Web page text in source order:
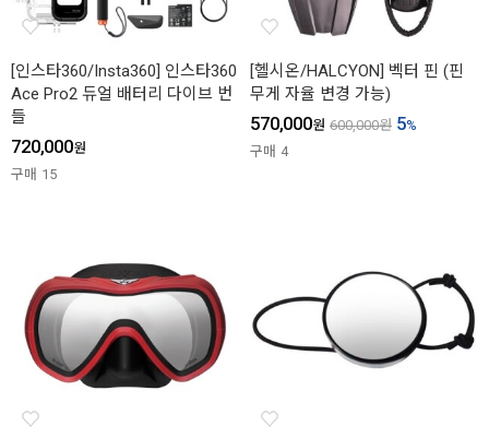
[인스타360/Insta360] 인스타360
Ace Pro2 듀얼 배터리 다이브 번
들
720,000원
구매 15
[헬시온/HALCYON] 벡터 핀 (핀
무게 자율 변경 가능)
570,000원 600,000원 5%
구매 4